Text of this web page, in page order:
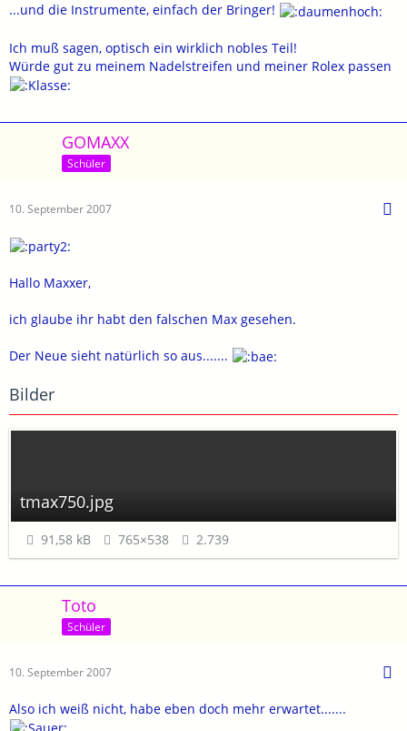
...und die Instrumente, einfach der Bringer!
Ich muß sagen, optisch ein wirklich nobles Teil!
Würde gut zu meinem Nadelstreifen und meiner Rolex passen
GOMAXX
Schüler
10. September 2007
Hallo Maxxer,
ich glaube ihr habt den falschen Max gesehen.
Der Neue sieht natürlich so aus.......
Bilder
tmax750.jpg
91,58 kB 765×538 2.739
Toto
Schüler
10. September 2007
Also ich weiß nicht, habe eben doch mehr erwartet.......